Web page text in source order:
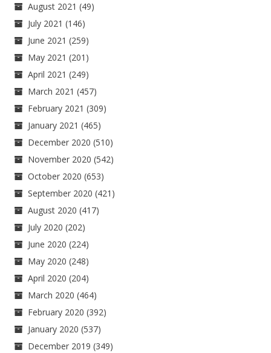
August 2021 (49)
July 2021 (146)
June 2021 (259)
May 2021 (201)
April 2021 (249)
March 2021 (457)
February 2021 (309)
January 2021 (465)
December 2020 (510)
November 2020 (542)
October 2020 (653)
September 2020 (421)
August 2020 (417)
July 2020 (202)
June 2020 (224)
May 2020 (248)
April 2020 (204)
March 2020 (464)
February 2020 (392)
January 2020 (537)
December 2019 (349)